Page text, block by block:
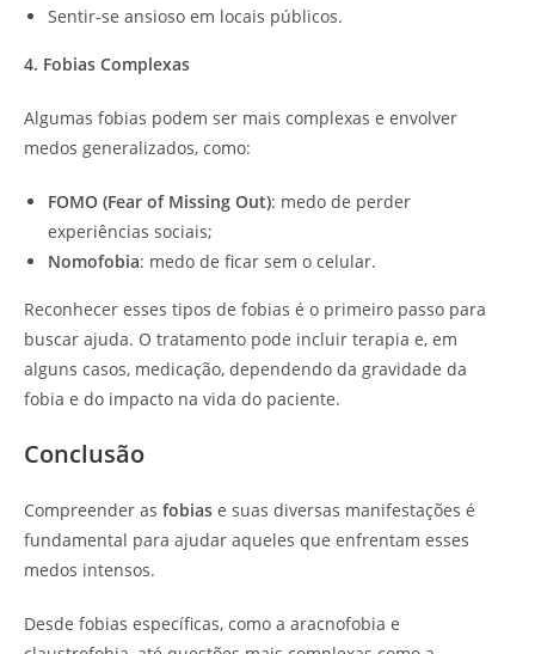
Sentir-se ansioso em locais públicos.
4. Fobias Complexas
Algumas fobias podem ser mais complexas e envolver
medos generalizados, como:
FOMO (Fear of Missing Out): medo de perder
experiências sociais;
Nomofobia: medo de ficar sem o celular.
Reconhecer esses tipos de fobias é o primeiro passo para
buscar ajuda. O tratamento pode incluir terapia e, em
alguns casos, medicação, dependendo da gravidade da
fobia e do impacto na vida do paciente.
Conclusão
Compreender as fobias e suas diversas manifestações é
fundamental para ajudar aqueles que enfrentam esses
medos intensos.
Desde fobias específicas, como a aracnofobia e